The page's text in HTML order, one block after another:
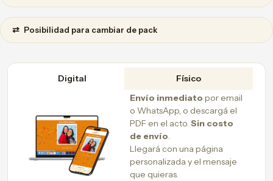
⇄ Posibilidad para cambiar de pack
Digital
Físico
Envío inmediato por email
o WhatsApp, o descargá el
PDF en el acto. Sin costo
de envío.
Llegará con una página
personalizada y el mensaje
que quieras.